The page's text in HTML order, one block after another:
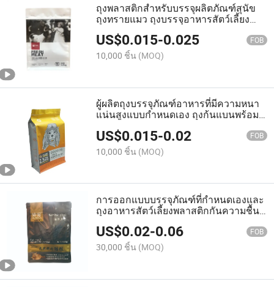
ถุงพลาสติกสำหรับบรรจุผลิตภัณฑ์สุนัข
ถุงทรายแมว ถุงบรรจุอาหารสัตว์เลี้ยง
พลาสติก
US$0.015-0.025 FOB
10,000 ชิ้น (MOQ)
ผู้ผลิตถุงบรรจุภัณฑ์อาหารที่มีความหนา
แน่นสูงแบบกำหนดเอง ถุงก้นแบนพร้อม
US$0.015-0.02 FOB
10,000 ชิ้น (MOQ)
การออกแบบบรรจุภัณฑ์ที่กำหนดเองและ
ถุงอาหารสัตว์เลี้ยงพลาสติกกันความชื้นที่
ดีพร้อมซิปสำหรับสุนัข แมว และนก
US$0.02-0.06 FOB
30,000 ชิ้น (MOQ)